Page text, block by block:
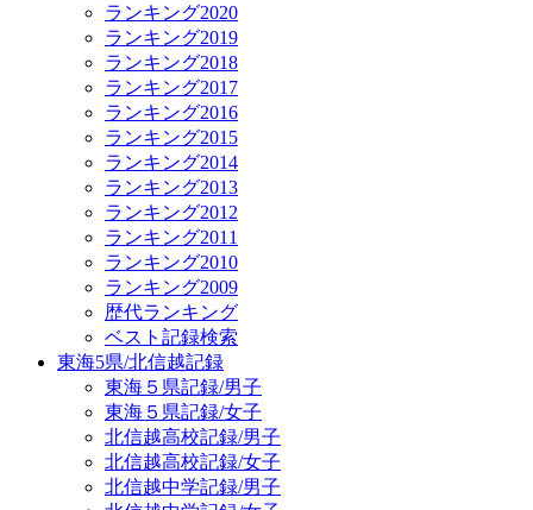
ランキング2020
ランキング2019
ランキング2018
ランキング2017
ランキング2016
ランキング2015
ランキング2014
ランキング2013
ランキング2012
ランキング2011
ランキング2010
ランキング2009
歴代ランキング
ベスト記録検索
東海5県/北信越記録
東海５県記録/男子
東海５県記録/女子
北信越高校記録/男子
北信越高校記録/女子
北信越中学記録/男子